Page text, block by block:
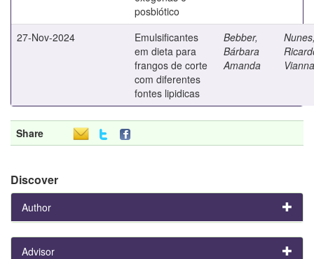
posbiótico
27-Nov-2024
Emulsificantes
em dieta para
frangos de corte
com diferentes
fontes lipidicas
Bebber,
Bárbara
Amanda
Vianna
Share
Discover
Author
Advisor